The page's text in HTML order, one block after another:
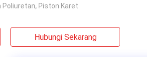
Poliuretan, Piston Karet
Hubungi Sekarang